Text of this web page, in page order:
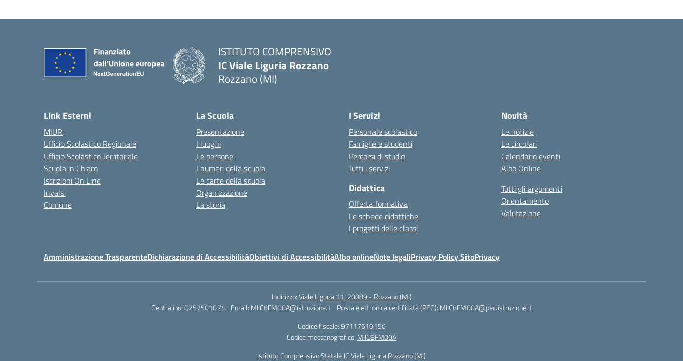
ISTITUTO COMPRENSIVO
IC Viale Liguria Rozzano
Rozzano (MI)
Link Esterni
MIUR
Ufficio Scolastico Regionale
Ufficio Scolastico Territoriale
Scuola in Chiaro
Iscrizioni On Line
Invalsi
Comune
La Scuola
Presentazione
I luoghi
Le persone
I numeri della scuola
Le carte della scuola
Organizzazione
La storia
I Servizi
Personale scolastico
Famiglie e studenti
Percorsi di studio
Tutti i servizi
Didattica
Offerta formativa
Le schede didattiche
I progetti delle classi
Novità
Le notizie
Le circolari
Calendario eventi
Albo Online
Tutti gli argomenti
Orientamento
Valutazione
Amministrazione TrasparenteDichiarazione di AccessibilitàObiettivi di AccessibilitàAlbo onlineNote legaliPrivacy Policy SitoPrivacy
Indirizzo:Viale Liguria 11, 20089 - Rozzano (MI)
Centralino:0257501074 Email: MIIC8FM00A@istruzione.it Posta elettronica certificata (PEC): MIIC8FM00A@pec.istruzione.it
Codice fiscale: 97117610150
Codice meccanografico: MIIC8FM00A
Istituto Comprensivo Statale IC Viale Liguria Rozzano (MI)